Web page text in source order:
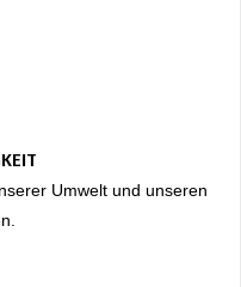
Umwelt und unseren